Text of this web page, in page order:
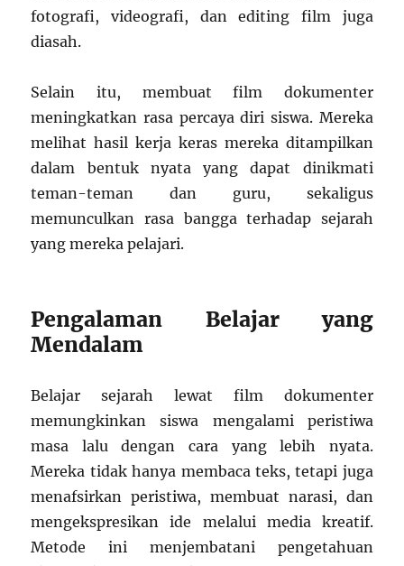
fotografi, videografi, dan editing film juga
diasah.
Selain itu, membuat film dokumenter
meningkatkan rasa percaya diri siswa. Mereka
melihat hasil kerja keras mereka ditampilkan
dalam bentuk nyata yang dapat dinikmati
teman-teman dan guru, sekaligus
memunculkan rasa bangga terhadap sejarah
yang mereka pelajari.
Pengalaman Belajar yang
Mendalam
Belajar sejarah lewat film dokumenter
memungkinkan siswa mengalami peristiwa
masa lalu dengan cara yang lebih nyata.
Mereka tidak hanya membaca teks, tetapi juga
menafsirkan peristiwa, membuat narasi, dan
mengekspresikan ide melalui media kreatif.
Metode ini menjembatani pengetahuan